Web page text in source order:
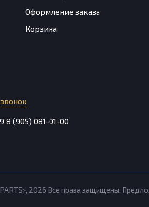
Оформление заказа
Корзина
8 (905) 081-01-00
2026 Все права защищены.